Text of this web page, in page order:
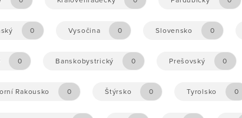
0 Vysočina 0 Slovensko 0
0 Banskobystrický 0 Prešovský 0
Rakousko 0 Štýrsko 0 Tyrolsko 0